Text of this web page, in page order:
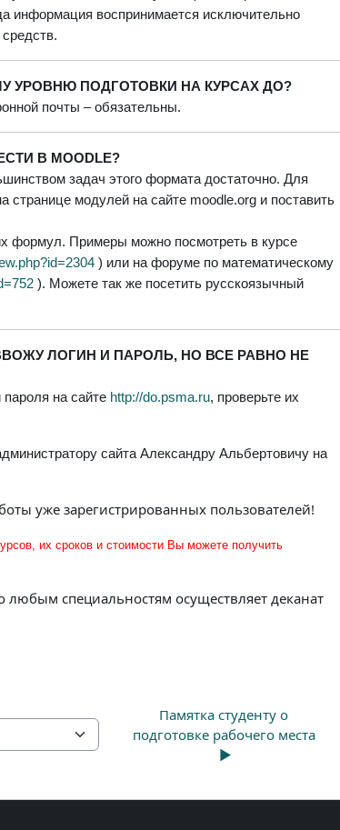
информация воспринимается исключительно
УРОВНЮ ПОДГОТОВКИ НА КУРСАХ ДО?
почты – обязательны.
В MOODLE?
задач этого формата достаточно. Для
модулей на сайте moodle.org и поставить
формул. Примеры можно посмотреть в курсе
) или на форуме по математическому
). Можете так же посетить русскоязычный
ЛОГИН И ПАРОЛЬ, НО ВСЕ РАВНО НЕ
на сайте http://do.psma.ru, проверьте их
сайта Александру Альбертовичу на
уже зарегистрированных пользователей!
их сроков и стоимости Вы можете получить
специальностям осуществляет деканат
Памятка студенту о
подготовке рабочего места
▶︎